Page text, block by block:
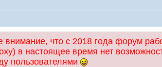
что с 2018 года форум
в настоящее время нет
пользователями